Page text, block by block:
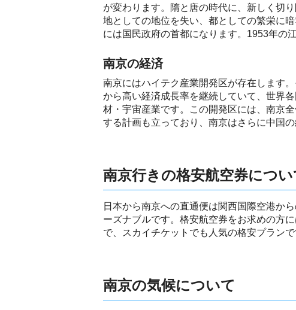
が変わります。隋と唐の時代に、新しく切
地としての地位を失い、都としての繁栄に
には国民政府の首都になります。1953年の
南京の経済
南京にはハイテク産業開発区が存在します
から高い経済成長率を継続していて、世界
材・宇宙産業です。この開発区には、南京
する計画も立っており、南京はさらに中国
南京行きの格安航空券につい
日本から南京への直通便は関西国際空港か
ーズナブルです。格安航空券をお求めの方
で、スカイチケットでも人気の格安プランで
南京の気候について